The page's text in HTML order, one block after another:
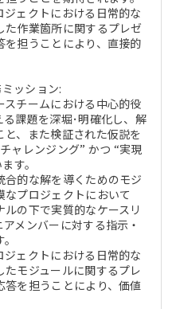
ェクトにおける日常的な
作業箇所に関するプレゼ
担うことにより、直接的
ッション:
チームにおける中心的役
課題を深堀･明確化し、解
、また検証された仮説を
ャレンジング” かつ “実現
す。
的な解を導くためのモジ
プロジェクトにおいて
の下で実質的なケースリ
メンバーに対する指示・
ェクトにおける日常的な
モジュールに関するプレ
を担うことにより、価値